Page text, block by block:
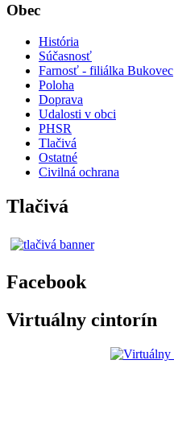
Obec
História
Súčasnosť
Farnosť - filiálka Bukovec
Poloha
Doprava
Udalosti v obci
PHSR
Tlačivá
Ostatné
Civilná ochrana
Tlačivá
Facebook
Virtuálny cintorín